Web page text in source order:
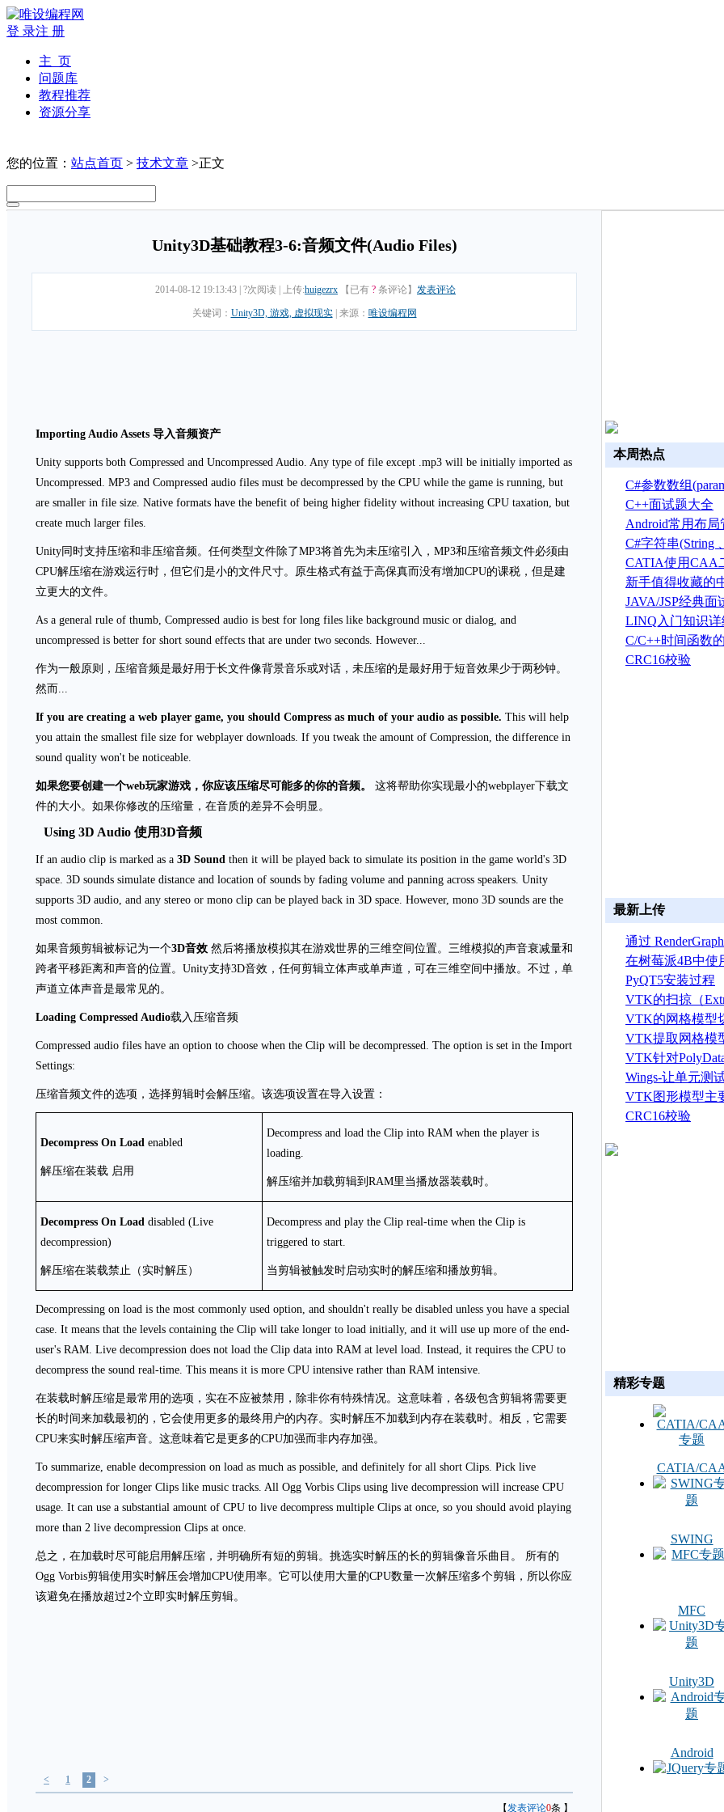
登 录注 册
主 页
问题库
教程推荐
资源分享
您的位置： 站点首页 > 技术文章 >正文
Unity3D基础教程3-6:音频文件(Audio Files)
2014-08-12 19:13:43 ?次阅读 上传:huigezrx 【已有 ? 条评论】 发表评论
关键词： Unity3D, 游戏, 虚拟现实 来源： 唯设编程网
Importing Audio Assets 导入音频资产
Unity supports both Compressed and Uncompressed Audio. Any type of file except .mp3 will be initially imported as
Uncompressed. MP3 and Compressed audio files must be decompressed by the CPU while the game is running, but
are smaller in file size. Native formats have the benefit of being higher fidelity without increasing CPU taxation, but
create much larger files.
Unity同时支持压缩和非压缩音频。任何类型文件除了MP3将首先为未压缩引入，MP3和压缩音频文件必须由
CPU解压缩在游戏运行时，但它们是小的文件尺寸。原生格式有益于高保真而没有增加CPU的课税，但是建
立更大的文件。
As a general rule of thumb, Compressed audio is best for long files like background music or dialog, and
uncompressed is better for short sound effects that are under two seconds. However...
作为一般原则，压缩音频是最好用于长文件像背景音乐或对话，未压缩的是最好用于短音效果少于两秒钟。
然而...
If you are creating a web player game, you should Compress as much of your audio as possible. This will help
you attain the smallest file size for webplayer downloads. If you tweak the amount of Compression, the difference in
sound quality won't be noticeable.
如果您要创建一个web玩家游戏，你应该压缩尽可能多的你的音频。
这将帮助你实现最小的webplayer下载文
件的大小。如果你修改的压缩量，在音质的差异不会明显。
Using 3D Audio 使用3D音频
If an audio clip is marked as a 3D Sound then it will be played back to simulate its position in the game world's 3D
space. 3D sounds simulate distance and location of sounds by fading volume and panning across speakers. Unity
supports 3D audio, and any stereo or mono clip can be played back in 3D space. However, mono 3D sounds are the
most common.
如果音频剪辑被标记为一个3D音效 然后将播放模拟其在游戏世界的三维空间位置。三维模拟的声音衰减量和
跨者平移距离和声音的位置。Unity支持3D音效，任何剪辑立体声或单声道，可在三维空间中播放。不过，单
声道立体声音是最常见的。
Loading Compressed Audio载入压缩音频
Compressed audio files have an option to choose when the Clip will be decompressed. The option is set in the Import
Settings:
压缩音频文件的选项，选择剪辑时会解压缩。该选项设置在导入设置：
Decompress On Load enabled
解压缩在装载 启用
Decompress and load the Clip into RAM when the player is
loading.
解压缩并加载剪辑到RAM里当播放器装载时。
Decompress On Load disabled (Live
decompression)
解压缩在装载禁止（实时解压）
Decompress and play the Clip real-time when the Clip is
triggered to start.
当剪辑被触发时启动实时的解压缩和播放剪辑。
Decompressing on load is the most commonly used option, and shouldn't really be disabled unless you have a special
case. It means that the levels containing the Clip will take longer to load initially, and it will use up more of the end-
user's RAM. Live decompression does not load the Clip data into RAM at level load. Instead, it requires the CPU to
decompress the sound real-time. This means it is more CPU intensive rather than RAM intensive.
在装载时解压缩是最常用的选项，实在不应被禁用，除非你有特殊情况。这意味着，各级包含剪辑将需要更
长的时间来加载最初的，它会使用更多的最终用户的内存。实时解压不加载到内存在装载时。相反，它需要
CPU来实时解压缩声音。这意味着它是更多的CPU加强而非内存加强。
To summarize, enable decompression on load as much as possible, and definitely for all short Clips. Pick live
decompression for longer Clips like music tracks. All Ogg Vorbis Clips using live decompression will increase CPU
usage. It can use a substantial amount of CPU to live decompress multiple Clips at once, so you should avoid playing
more than 2 live decompression Clips at once.
总之，在加载时尽可能启用解压缩，并明确所有短的剪辑。挑选实时解压的长的剪辑像音乐曲目。 所有的
Ogg Vorbis剪辑使用实时解压会增加CPU使用率。它可以使用大量的CPU数量一次解压缩多个剪辑，所以你应
该避免在播放超过2个立即实时解压剪辑。
< 1 2 >
【发表评论0条 】
本周热点
C#参数数组
C++面试题大全
Android常用布
C#字符串(String
总结
CATIA使用CAA
建草图
新手值得收藏的
新手且英文不好
JAVA/JSP经典面
LINQ入门知识
C/C++时间函数
CRC16校验
最新上传
通过
建 ASTRYN 的
在树莓派4B中使
OpenGL ES程序
PyQT5安装过程
VTK的扫掠（
算法
VTK的网格模型
VTK提取网格模
据算法
VTK针对
线运算
Wings-让单元测
生成
VTK图形模型主
CRC16校验
精彩专题
CATIA/
SWING
MFC
Unity3D
Android